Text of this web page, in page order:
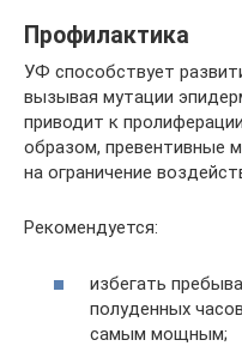
Профилактика
УФ способствует
вызывая мутации
приводит к
образом, превентивные
на ограничение
Рекомендуется:
избегать
полуденных
самым мощным;